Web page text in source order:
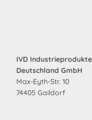
IVD
Deutschland GmbH
Max-Eyth-Str. 10
74405 Gaildorf